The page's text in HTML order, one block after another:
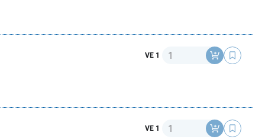
VE 1 Anzahl
VE 1 Anzahl